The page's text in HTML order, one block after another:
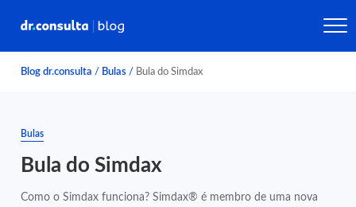
Blog dr.consulta / Bulas / Bula do Simdax
Bulas
Bula do Simdax
Como o Simdax funciona? Simdax® é membro de uma nova